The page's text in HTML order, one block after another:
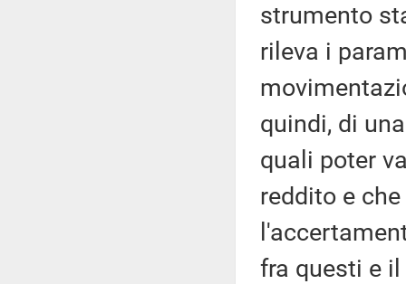
strumento
rileva i
quindi, di
quali poter
reddito e
fra questi e